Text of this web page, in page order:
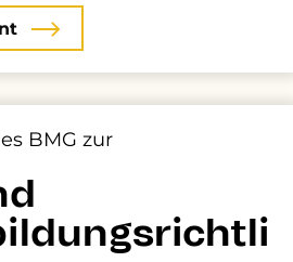
BMG zur